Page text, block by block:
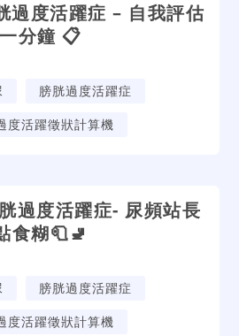
度活躍症 – 自我評估
一分鐘 📋
膀胱過度活躍症
度活躍徵狀計算機
胱過度活躍症- 尿頻站長
食糊🧻🚽
膀胱過度活躍症
度活躍徵狀計算機